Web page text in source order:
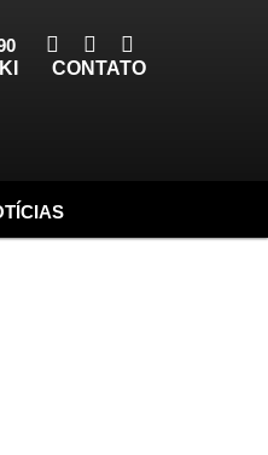
CONTATO